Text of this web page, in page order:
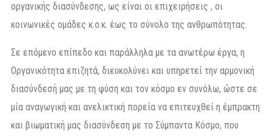
οργανικής διασύνδεσης, ως είναι οι επιχειρήσεις , οι
κοινωνικές ομάδες κ.ο.κ. έως το σύνολο της ανθρωπότητας.
Σε επόμενο επίπεδο και παράλληλα με τα ανωτέρω έργα, η
Οργανικότητα επιζητά, διευκολύνει και υπηρετεί την αρμονική
διασύνδεσή μας με τη φύση και τον κόσμο εν συνόλω, ώστε σε
μία αναγωγική και ανελικτική πορεία να επιτευχθεί η έμπρακτη
και βιωματική μας διασύνδεση με το Σύμπαντα Κόσμο, που